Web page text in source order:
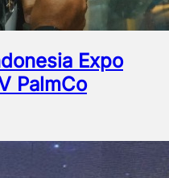
Expo
PalmCo